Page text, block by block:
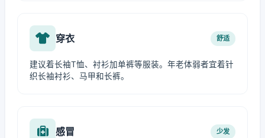
穿衣 舒适
建议着长袖T恤、衬衫加单裤等服装。年老体弱者宜着针
织长袖衬衫、马甲和长裤。
感冒 少发